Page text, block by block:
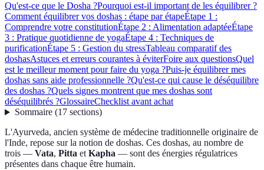
Qu'est-ce que le Dosha ?Pourquoi est-il important de les équilibrer ?
Comment équilibrer vos doshas : étape par étapeÉtape 1 :
Comprendre votre constitutionÉtape 2 : Alimentation adaptéeÉtape
3 : Pratique quotidienne de yogaÉtape 4 : Techniques de
purificationÉtape 5 : Gestion du stressTableau comparatif des
doshasAstuces et erreurs courantes à éviterFoire aux questionsQuel
est le meilleur moment pour faire du yoga ?Puis-je équilibrer mes
doshas sans aide professionnelle ?Qu'est-ce qui cause le déséquilibre
des doshas ?Quels signes montrent que mes doshas sont
déséquilibrés ?GlossaireChecklist avant achat
Sommaire(17 sections)
L'Ayurveda, ancien système de médecine traditionnelle originaire de
l'Inde, repose sur la notion de doshas. Ces doshas, au nombre de
trois — Vata, Pitta etKapha — sont des énergies régulatrices
présentes dans chaque être humain.